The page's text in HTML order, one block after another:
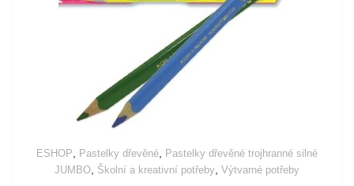
ESHOP Pastelky dřevěné
Pastelky dřevěné trojhranné silné
JUMBO Školní a kreativní potřeby Výtvarné potřeby